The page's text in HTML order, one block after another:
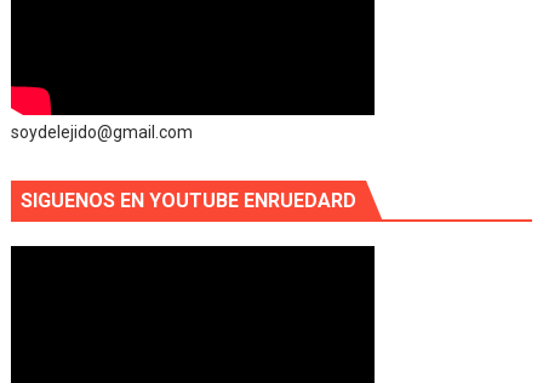
soydelejido@gmail.com
SIGUENOS EN YOUTUBE ENRUEDARD